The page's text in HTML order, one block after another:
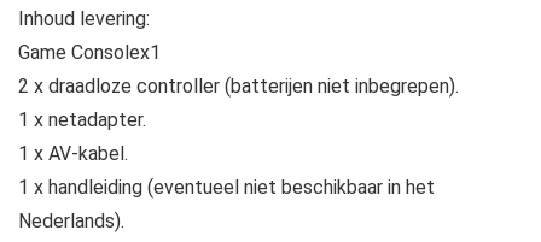
Inhoud levering:
Game Consolex1
2 x draadloze controller (batterijen niet inbegrepen).
1 x netadapter.
1 x AV-kabel.
1 x handleiding (eventueel niet beschikbaar in het
Nederlands).